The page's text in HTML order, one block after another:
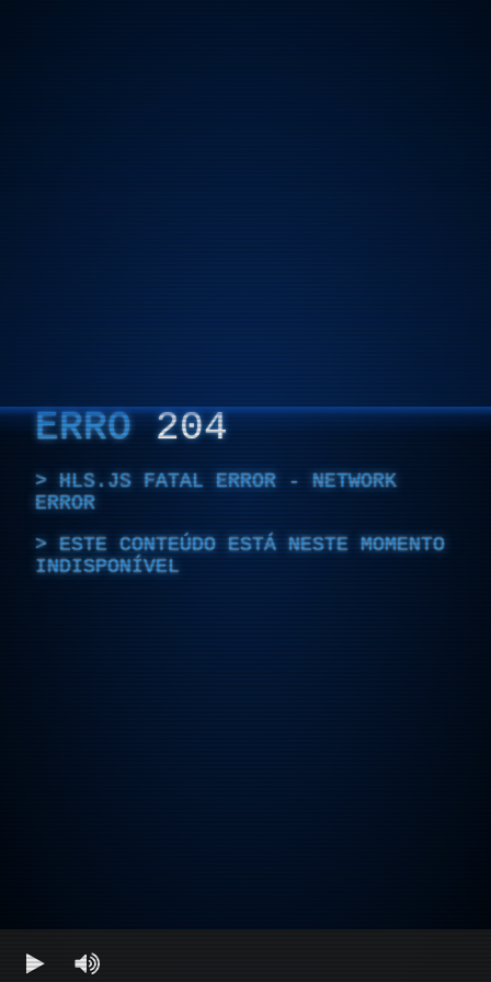
ERRO204
HLS.JS FATAL ERROR - NETWORK
ERROR
ESTE CONTEÚDO ESTÁ NESTE MOMENTO
INDISPONÍVEL